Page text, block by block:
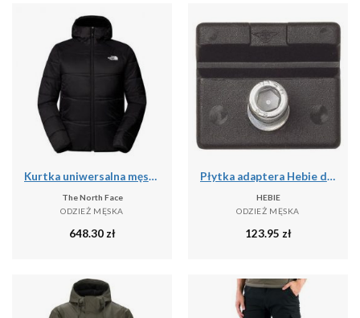
Kurtka uniwersalna męska The North Face Quest Ins
The North Face
ODZIEŻ MĘSKA
648.30zł
Płytka adaptera Hebie do podwójnej stopki
HEBIE
ODZIEŻ MĘSKA
123.95 zł